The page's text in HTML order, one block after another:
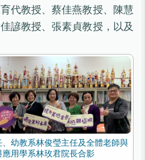
代教授、蔡佳燕教授、陳慧
諺教授、張素貞教授，以及
幼教系林俊瑩主任及全體老師與
用學系林玫君院長合影